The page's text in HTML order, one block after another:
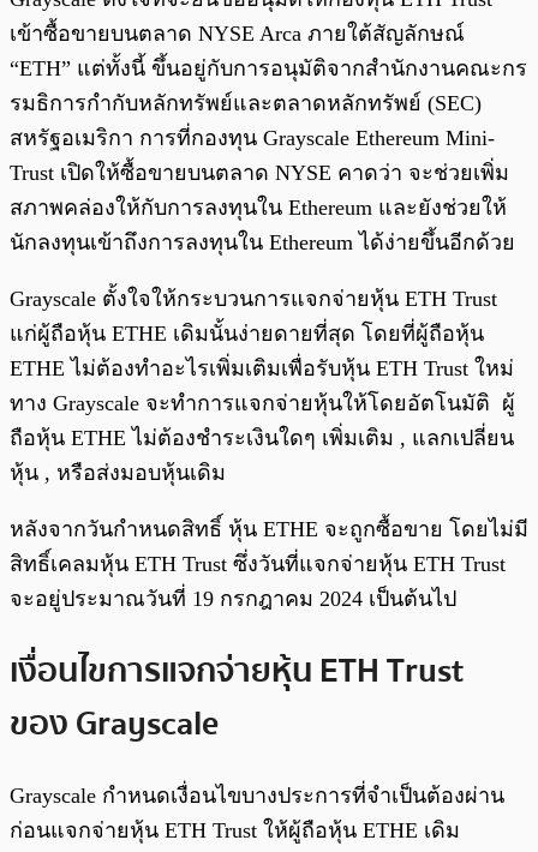
เข้าซื้อขายบนตลาด NYSE Arca ภายใต้สัญลักษณ์
“ETH” แต่ทั้งนี้ ขึ้นอยู่กับการอนุมัติจากสำนักงานคณะกร
รมธิการกำกับหลักทรัพย์และตลาดหลักทรัพย์ (SEC)
สหรัฐอเมริกา การที่กองทุน Grayscale Ethereum Mini-
Trust เปิดให้ซื้อขายบนตลาด NYSE คาดว่า จะช่วยเพิ่ม
สภาพคล่องให้กับการลงทุนใน Ethereum และยังช่วยให้
นักลงทุนเข้าถึงการลงทุนใน Ethereum ได้ง่ายขึ้นอีกด้วย
Grayscale ตั้งใจให้กระบวนการแจกจ่ายหุ้น ETH Trust
แก่ผู้ถือหุ้น ETHE เดิมนั้นง่ายดายที่สุด โดยที่ผู้ถือหุ้น
ETHE ไม่ต้องทำอะไรเพิ่มเติมเพื่อรับหุ้น ETH Trust ใหม่
ทาง Grayscale จะทำการแจกจ่ายหุ้นให้โดยอัตโนมัติ ผู้
ถือหุ้น ETHE ไม่ต้องชำระเงินใดๆ เพิ่มเติม , แลกเปลี่ยน
หุ้น , หรือส่งมอบหุ้นเดิม
หลังจากวันกำหนดสิทธิ์ หุ้น ETHE จะถูกซื้อขาย โดยไม่มี
สิทธิ์เคลมหุ้น ETH Trust ซึ่งวันที่แจกจ่ายหุ้น ETH Trust
จะอยู่ประมาณวันที่ 19 กรกฎาคม 2024 เป็นต้นไป
เงื่อนไขการแจกจ่ายหุ้น ETH Trust
ของ Grayscale
Grayscale กำหนดเงื่อนไขบางประการที่จำเป็นต้องผ่าน
ก่อนแจกจ่ายหุ้น ETH Trust ให้ผู้ถือหุ้น ETHE เดิม